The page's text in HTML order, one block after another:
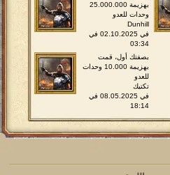
بهزيمة 25.000.000
وحدات للعدو
Dunhill
في 02.10.2025 في
03:34
بصفتك أول، قمت
بهزيمة 10.000 وحدات
للعدو
تكتيك
في 08.05.2025 في
18:14